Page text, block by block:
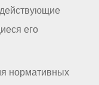
его
нормативных